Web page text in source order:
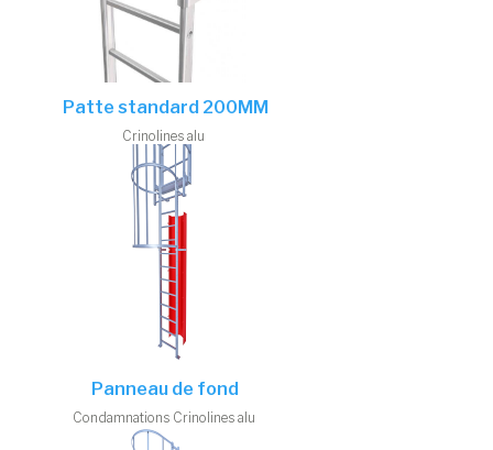
Patte standard 200MM
Crinolines alu
Panneau de fond
Condamnations Crinolines alu